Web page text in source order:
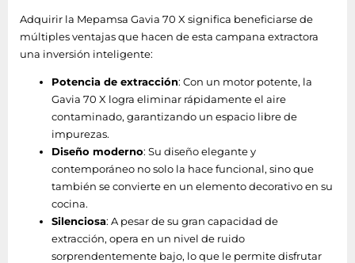
Adquirir la Mepamsa Gavia 70 X significa beneficiarse de
múltiples ventajas que hacen de esta campana extractora
una inversión inteligente:
Potencia de extracción: Con un motor potente, la
Gavia 70 X logra eliminar rápidamente el aire
contaminado, garantizando un espacio libre de
impurezas.
Diseño moderno: Su diseño elegante y
contemporáneo no solo la hace funcional, sino que
también se convierte en un elemento decorativo en su
cocina.
Silenciosa: A pesar de su gran capacidad de
extracción, opera en un nivel de ruido
sorprendentemente bajo, lo que le permite disfrutar